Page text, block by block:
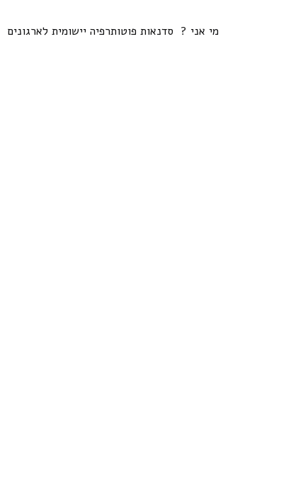
מי אני ? סדנאות פוטותרפיה יישומית לארגונים